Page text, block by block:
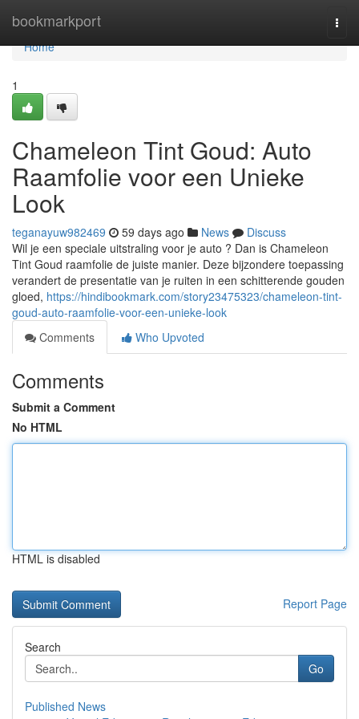
bookmarkport
Home
Home
1
Chameleon Tint Goud: Auto
Raamfolie voor een Unieke
Look
teganayuw982469 59 days ago News
Discuss
Wil je een speciale uitstraling voor je auto ? Dan is Chameleon
Tint Goud raamfolie de juiste manier. Deze bijzondere toepassing
verandert de presentatie van je ruiten in een schitterende gouden
gloed, https://hindibookmark.com/story23475323/chameleon-tint-
goud-auto-raamfolie-voor-een-unieke-look
Comments
Who Upvoted
Comments
Submit a Comment
No HTML
HTML is disabled
Report Page
Search
Go
Published News